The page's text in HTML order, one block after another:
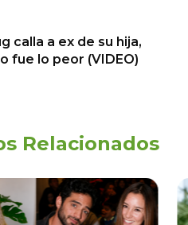
calla a ex de su hija,
fue lo peor (VIDEO)
Relacionados